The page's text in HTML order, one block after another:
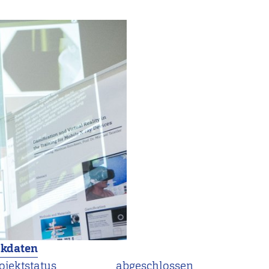
abgeschlossen